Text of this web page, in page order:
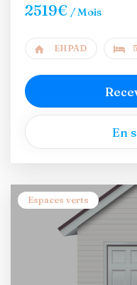
2519€ / Mois
EHPAD
En
Espaces verts